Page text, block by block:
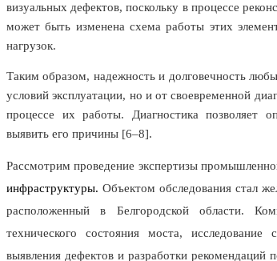
визуальных дефектов, поскольку в процессе
может быть изменена схема работы этих
нагрузок.
Таким образом, надежность и долговечность
условий эксплуатации, но и от своевременной
процессе их работы. Диагностика позволяет
выявить его причины [6–8].
Рассмотрим проведение экспертизы
инфраструктуры. Объектом обследования стал
расположенный в Белгородской области.
технического состояния моста,
выявления дефектов и разработки